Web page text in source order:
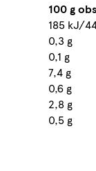
100 g
185 kJ/
0,3 g
0,1 g
7,4 g
0,6 g
2,8 g
0,5 g